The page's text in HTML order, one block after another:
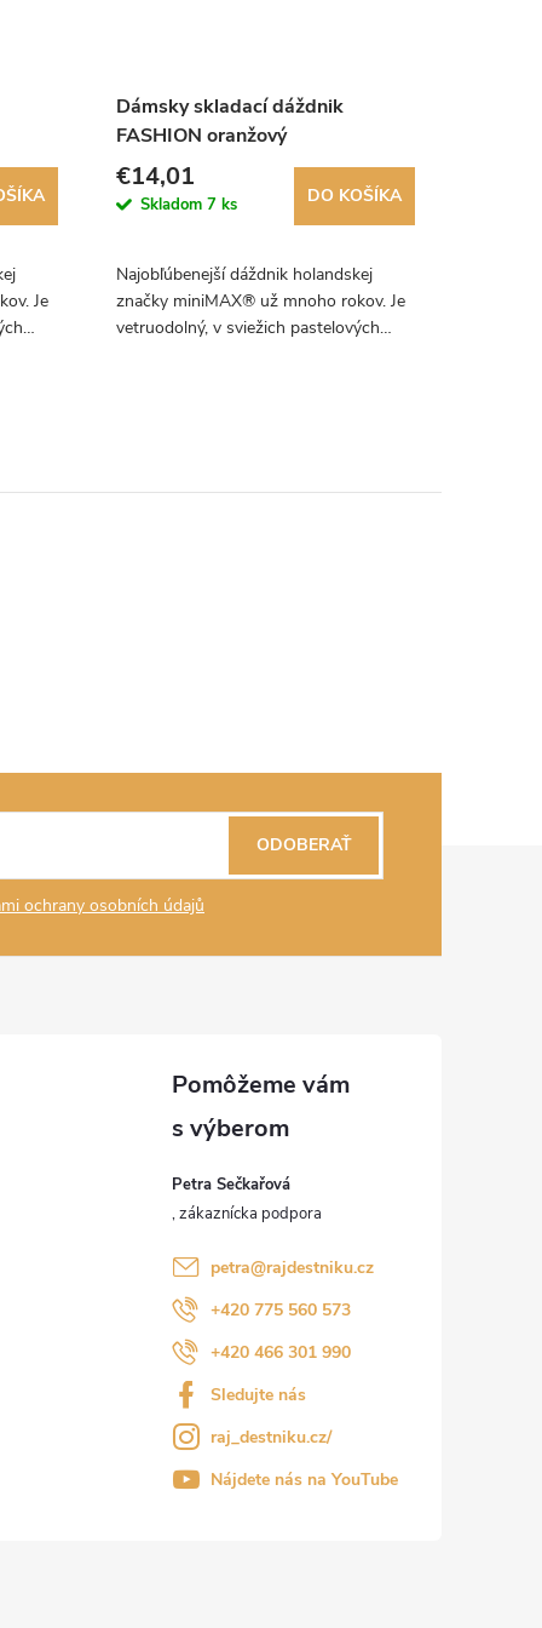
Je
Dámsky skladací dáždnik
FASHION oranžový
€14,01
Skladom 7 ks DO KOŠÍKA
Najobľúbenejší dáždnik holandskej
značky miniMAX® už mnoho rokov. Je
vetruodolný, v sviežich pastelových
ochrany osobních údajů
ODOBERAŤ
Petra Sečkařová
petra@rajdestniku.cz
+420 775 560 573
+420 466 301 990
Sledujte nás
raj_destniku.cz/
Nájdete nás na YouTube